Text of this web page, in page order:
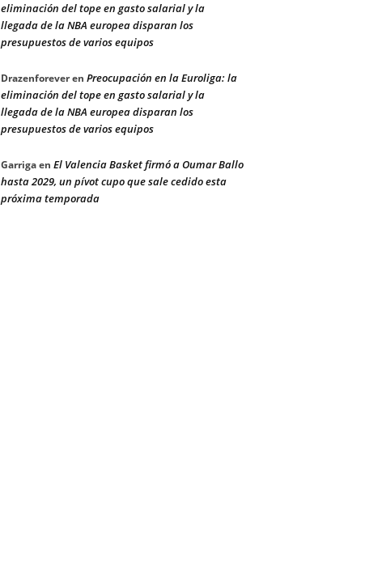
eliminación del tope en gasto salarial y la
llegada de la NBA europea disparan los
presupuestos de varios equipos
Drazenforeveren Preocupación en la Euroliga: la
eliminación del tope en gasto salarial y la
llegada de la NBA europea disparan los
presupuestos de varios equipos
Garrigaen El Valencia Basket firmó a Oumar Ballo
hasta 2029, un pívot cupo que sale cedido esta
próxima temporada